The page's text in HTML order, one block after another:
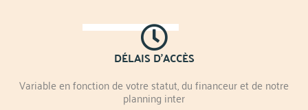
DÉLAIS D'ACCÈS
Variable en fonction de votre statut, du financeur et de notre
planning inter